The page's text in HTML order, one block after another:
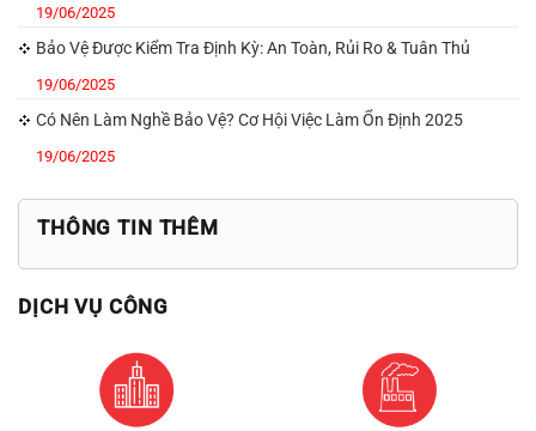
19/06/2025
Bảo Vệ Được Kiểm Tra Định Kỳ: An Toàn, Rủi Ro & Tuân Thủ
19/06/2025
Có Nên Làm Nghề Bảo Vệ? Cơ Hội Việc Làm Ổn Định 2025
19/06/2025
THÔNG TIN THÊM
DỊCH VỤ CÔNG